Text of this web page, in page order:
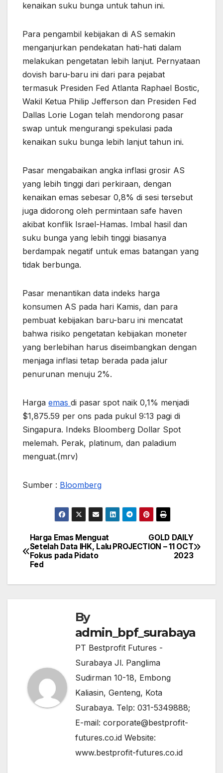
kenaikan suku bunga untuk tahun ini.
Para pengambil kebijakan di AS semakin
menganjurkan pendekatan hati-hati dalam
melakukan pengetatan lebih lanjut. Pernyataan
dovish baru-baru ini dari para pejabat
termasuk Presiden Fed Atlanta Raphael Bostic,
Wakil Ketua Philip Jefferson dan Presiden Fed
Dallas Lorie Logan telah mendorong pasar
swap untuk mengurangi spekulasi pada
kenaikan suku bunga lebih lanjut tahun ini.
Pasar mengabaikan angka inflasi grosir AS
yang lebih tinggi dari perkiraan, dengan
kenaikan emas sebesar 0,8% di sesi tersebut
juga didorong oleh permintaan safe haven
akibat konflik Israel-Hamas. Imbal hasil dan
suku bunga yang lebih tinggi biasanya
berdampak negatif untuk emas batangan yang
tidak berbunga.
Pasar menantikan data indeks harga
konsumen AS pada hari Kamis, dan para
pembuat kebijakan baru-baru ini mencatat
bahwa risiko pengetatan kebijakan moneter
yang berlebihan harus diseimbangkan dengan
menjaga inflasi tetap berada pada jalur
penurunan menuju 2%.
Harga emas di pasar spot naik 0,1% menjadi
$1,875.59 per ons pada pukul 9:13 pagi di
Singapura. Indeks Bloomberg Dollar Spot
melemah. Perak, platinum, dan paladium
menguat.(mrv)
Sumber : Bloomberg
Post
navigation
GOLD DAILY
PROJECTION – 11 OCT
2023
Harga Emas Menguat
Setelah Data IHK, Lalu
Fokus pada Pidato
Fed
By
admin_bpf_surabaya
PT Bestprofit Futures -
Surabaya Jl. Panglima
Sudirman 10-18, Embong
Kaliasin, Genteng, Kota
Surabaya. Telp: 031-5349888;
E-mail: corporate@bestprofit-
futures.co.id Website:
www.bestprofit-futures.co.id